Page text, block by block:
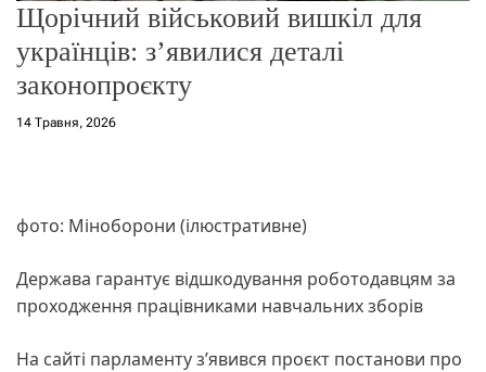
Щорічний військовий вишкіл для
українців: з’явилися деталі
законопроєкту
14 Травня, 2026
фото: Міноборони (ілюстративне)
Держава гарантує відшкодування роботодавцям за
проходження працівниками навчальних зборів
На сайті парламенту з’явився проєкт постанови про